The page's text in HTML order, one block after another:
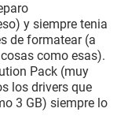
y siempre tenia
de formatear (a
como esas).
Pack (muy
los drivers que
3 GB) siempre lo